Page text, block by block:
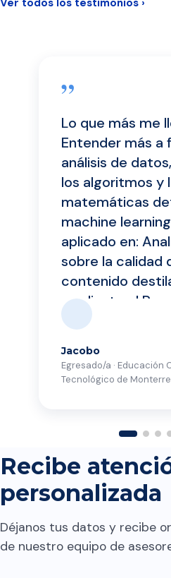
Ver todos los testimonios ›
”
Lo que más me
Entender más a
análisis de
los algoritmos y
matemáticas
machine
aplicado en:
sobre la calidad
contenido
mediante el
Google Chrome
tecnologías de
Asimismo,
futuras
contenido. A
considera le
contenido es el
para
cómo iniciar en
Sin embargo, la
Jacobo
Egresado/a · Educación
Tecnológico de
Recibe
personalizada
Déjanos tus datos y recibe
de nuestro equipo de